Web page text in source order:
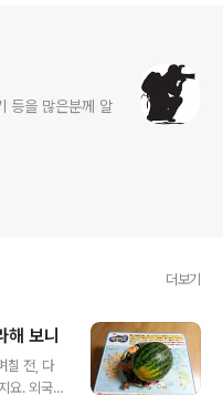
등을 많은분께 알
더보기
보니
칠 전, 다
요. 외국